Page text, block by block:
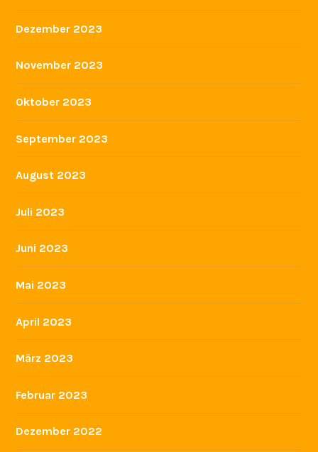
Dezember 2023
November 2023
Oktober 2023
September 2023
August 2023
Juli 2023
Juni 2023
Mai 2023
April 2023
März 2023
Februar 2023
Dezember 2022